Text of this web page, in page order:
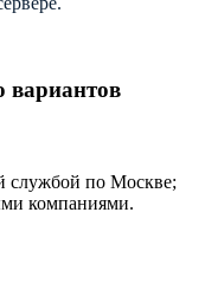
вариантов
службой по Москве;
компаниями.